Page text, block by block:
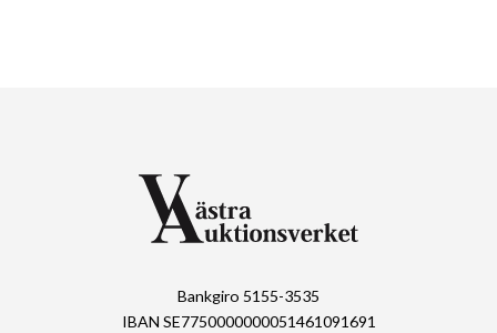
Bankgiro 5155-3535
IBAN SE7750000000051461091691